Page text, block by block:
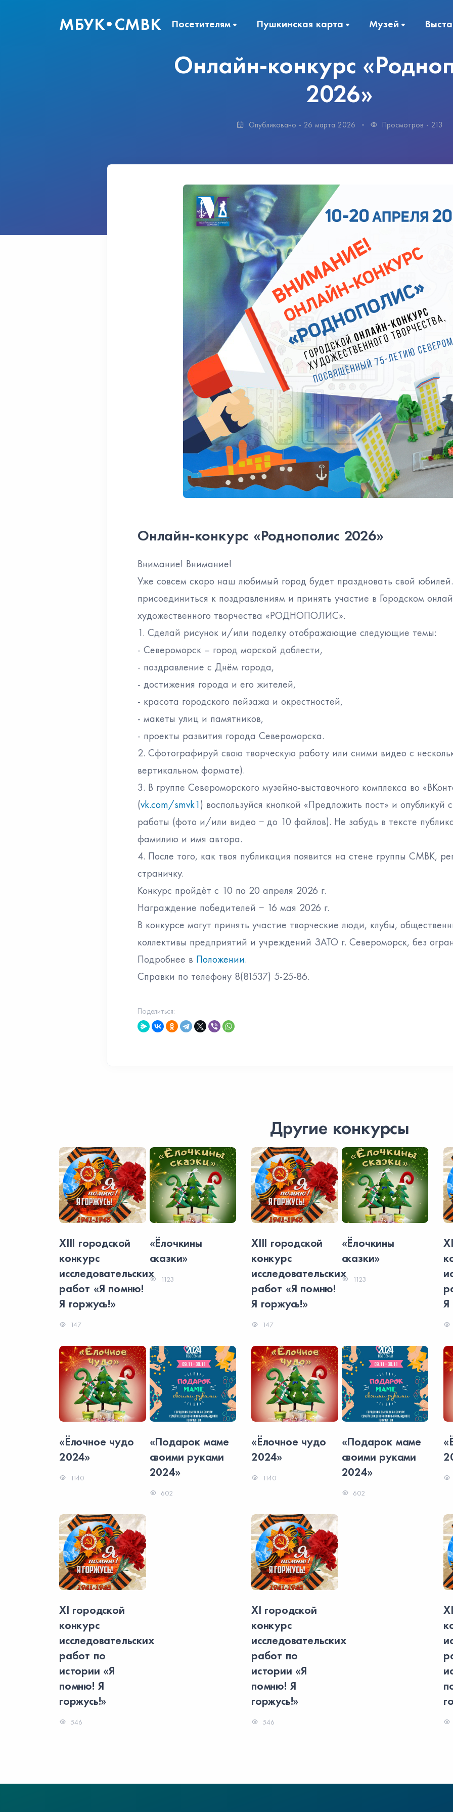
МБУК•СМВК Посетителям Пушкинская карта Музей
Онлайн-конкурс
2026»
Опубликовано - 26 марта 2026 Просмотров - 213
Онлайн-конкурс «Роднополис 2026»
Внимание! Внимание!
Уже совсем скоро наш любимый город будет праздновать свой
присоединиться к поздравлениям и принять участие в Городском
художественного творчества «РОДНОПОЛИС».
1. Сделай рисунок и/или поделку отображающие следующие темы:
- Североморск – город морской доблести,
- поздравление с Днём города,
- достижения города и его жителей,
- красота городского пейзажа и окрестностей,
- макеты улиц и памятников,
- проекты развития города Североморска.
2. Сфотографируй свою творческую работу или сними видео с
вертикальном формате).
3. В группе Североморского музейно-выставочного комплекса во
(vk.com/smvk1) воспользуйся кнопкой «Предложить пост» и опубликуй
работы (фото и/или видео − до 10 файлов). Не забудь в тексте
фамилию и имя автора.
4. После того, как твоя публикация появится на стене группы СМВК,
страничку.
Конкурс пройдёт с 10 по 20 апреля 2026 г.
Награждение победителей − 16 мая 2026 г.
В конкурсе могут принять участие творческие люди, клубы,
коллективы предприятий и учреждений ЗАТО г. Североморск, без
Подробнее в Положении.
Справки по телефону 8(81537) 5-25-86.
Поделиться:
Другие конкурсы
XIII городской
конкурс
исследовательских
работ «Я помню!
Я горжусь!»
147
«Ёлочкины
сказки»
1123
«Ёлочное чудо
2024»
1140
«Подарок маме
своими руками
2024»
602
XI городской
конкурс
исследовательских
работ по
истории «Я
помню! Я
горжусь!»
546
XIII городской
конкурс
исследовательских
работ «Я помню!
Я горжусь!»
147
«Ёлочкины
сказки»
1123
«Ёлочное чудо
2024»
1140
«Подарок маме
своими руками
2024»
602
XI городской
конкурс
исследовательских
работ по
истории «Я
помню! Я
горжусь!»
546
Я